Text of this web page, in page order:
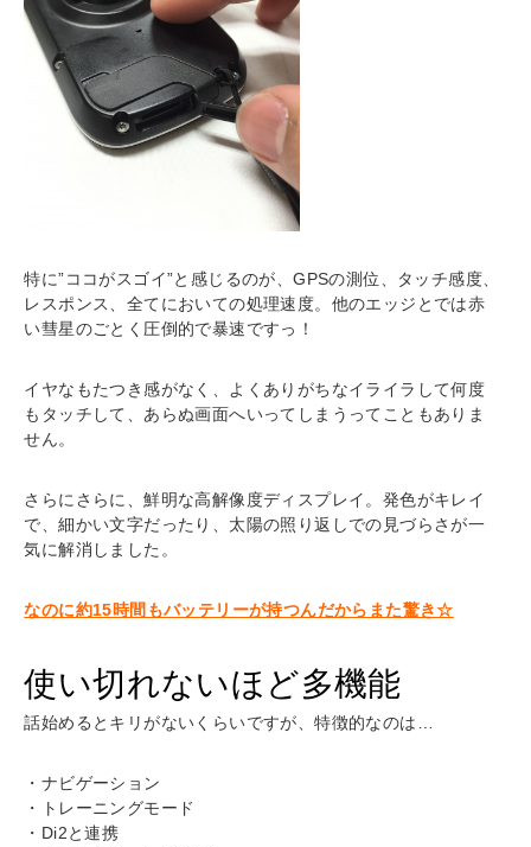
特に”ココがスゴイ”と感じるのが、GPSの測位、タッチ感度、
レスポンス、全てにおいての処理速度。他のエッジとでは赤
い彗星のごとく圧倒的で暴速ですっ！
イヤなもたつき感がなく、よくありがちなイライラして何度
もタッチして、あらぬ画面へいってしまうってこともありま
せん。
さらにさらに、鮮明な高解像度ディスプレイ。発色がキレイ
で、細かい文字だったり、太陽の照り返しでの見づらさが一
気に解消しました。
なのに約15時間もバッテリーが持つんだからまた驚き☆
使い切れないほど多機能
話始めるとキリがないくらいですが、特徴的なのは…
・ナビゲーション
・トレーニングモード
・Di2と連携